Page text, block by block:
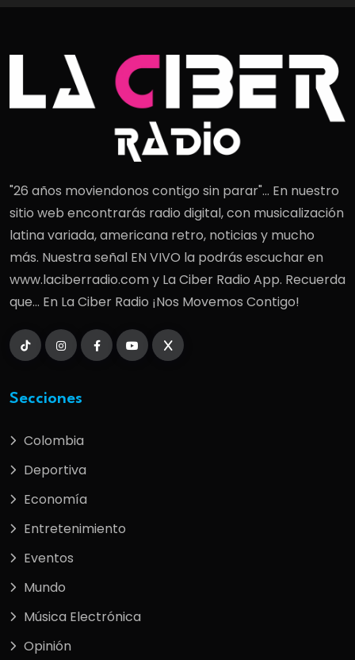
"26 años moviendonos contigo sin parar"... En nuestro
sitio web encontrarás radio digital, con musicalización
latina variada, americana retro, noticias y mucho
más. Nuestra señal EN VIVO la podrás escuchar en
www.laciberradio.com y La Ciber Radio App. Recuerda
que... En La Ciber Radio ¡Nos Movemos Contigo!
Secciones
Colombia
Deportiva
Economía
Entretenimiento
Eventos
Mundo
Música Electrónica
Opinión